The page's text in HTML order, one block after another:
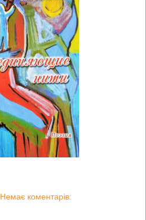
Немає коментарів: